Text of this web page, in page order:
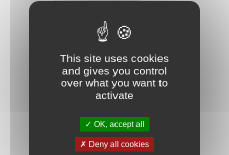
This site uses cookies
and gives you control
over what you want to
activate
OK, accept all
Deny all cookies
oublié ?
compte
Connexion